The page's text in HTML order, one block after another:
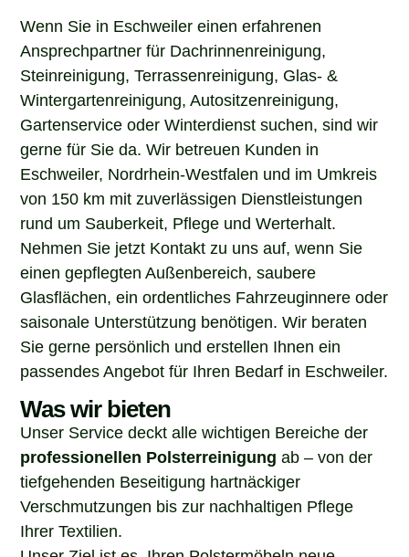
Wenn Sie in Eschweiler einen erfahrenen
Ansprechpartner für Dachrinnenreinigung,
Steinreinigung, Terrassenreinigung, Glas- &
Wintergartenreinigung, Autositzenreinigung,
Gartenservice oder Winterdienst suchen, sind wir
gerne für Sie da. Wir betreuen Kunden in
Eschweiler, Nordrhein-Westfalen und im Umkreis
von 150 km mit zuverlässigen Dienstleistungen
rund um Sauberkeit, Pflege und Werterhalt.
Nehmen Sie jetzt Kontakt zu uns auf, wenn Sie
einen gepflegten Außenbereich, saubere
Glasflächen, ein ordentliches Fahrzeuginnere oder
saisonale Unterstützung benötigen. Wir beraten
Sie gerne persönlich und erstellen Ihnen ein
passendes Angebot für Ihren Bedarf in Eschweiler.
Was wir bieten
Unser Service deckt alle wichtigen Bereiche der
professionellen Polsterreinigung ab – von der
tiefgehenden Beseitigung hartnäckiger
Verschmutzungen bis zur nachhaltigen Pflege
Ihrer Textilien.